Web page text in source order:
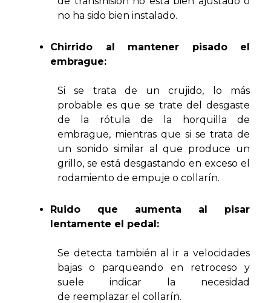
no ha sido bien instalado.
Chirrido al mantener pisado el
embrague:
Si se trata de un crujido, lo más
probable es que se trate del desgaste
de la rótula de la horquilla de
embrague, mientras que si se trata de
un sonido similar al que produce un
grillo, se está desgastando en exceso el
rodamiento de empuje o collarín.
Ruido que aumenta al pisar
lentamente el pedal:
Se detecta también al ir a velocidades
bajas o parqueando en retroceso y
suele indicar la necesidad
de reemplazar el collarín.